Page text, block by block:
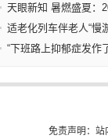
天眼新知 暑燃盛夏：
适老化列车伴老人“慢
“下班路上抑郁症发作
免责声明：站